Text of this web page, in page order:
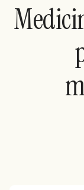
Ny här?